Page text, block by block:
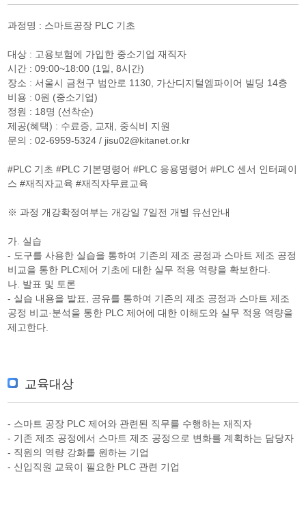
과정명 : 스마트공장 PLC 기초
대상 : 고용보험에 가입한 중소기업 재직자
시간 : 09:00~18:00 (1일, 8시간)
장소 : 서울시 금천구 범안로 1130, 가산디지털엠파이어 빌딩 14층
비용 : 0원 (중소기업)
정원 : 18명 (선착순)
제공(혜택) : 수료증, 교재, 중식비 지원
문의 : 02-6959-5324 / jisu02@kitanet.or.kr
#PLC 기초 #PLC 기본명령어 #PLC 응용명령어 #PLC 센서 인터페이
스 #재직자교육 #재직자무료교육
※ 과정 개강확정여부는 개강일 7일전 개별 유선안내
가. 실습
- 도구를 사용한 실습을 통하여 기존의 제조 공정과 스마트 제조 공정
비교을 통한 PLC제어 기초에 대한 실무 적용 역량을 확보한다.
나. 발표 및 토론
- 실습 내용을 발표, 공유를 통하여 기존의 제조 공정과 스마트 제조
공정 비교·분석을 통한 PLC 제어에 대한 이해도와 실무 적용 역량을
제고한다.
교육대상
- 스마트 공장 PLC 제어와 관련된 직무를 수행하는 재직자
- 기존 제조 공정에서 스마트 제조 공정으로 변화를 계획하는 담당자
- 직원의 역량 강화를 원하는 기업
- 신입직원 교육이 필요한 PLC 관련 기업